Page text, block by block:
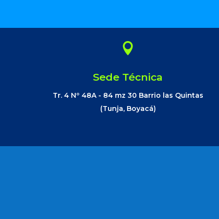

Sede Técnica
Tr. 4 Nº 48A - 84 mz 30 Barrio las Quintas
(Tunja, Boyacá)